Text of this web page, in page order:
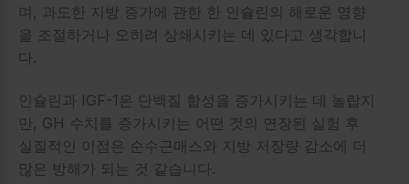
며, 과도한 지방 증가에 관한 한 인슐린의 해로운 영향
을 조절하거나 오히려 상쇄시키는 데 있다고 생각합니
다.
인슐린과 IGF-1은 단백질 합성을 증가시키는 데 놀랍지
만, GH 수치를 증가시키는 어떤 것의 연장된 실험 후
실질적인 이점은 순수근매스와 지방 저장량 감소에 더
많은 방해가 되는 것 같습니다.